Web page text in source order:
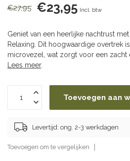
€27,95 €23,95 Incl. btw
Geniet van een heerlijke nachtrust
Relaxing. Dit hoogwaardige overtrek
microvezel, wat zorgt voor een zacht
Lees meer.
Toevoegen aan
Levertijd: ong. 2-3 werkdagen
Toevoegen om te vergelijken